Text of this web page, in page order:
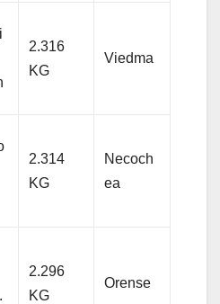
2.316
KG
Viedma
2.314
KG
Necoch
ea
2.296
KG
Orense